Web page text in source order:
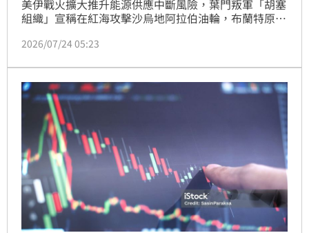
美伊戰火擴大推升能源供應中斷風險，葉門叛軍「胡塞
組織」宣稱在紅海攻擊沙烏地阿拉伯油輪，布蘭特原油
那斯達克指數下跌553點。
2026/07/24 05:23